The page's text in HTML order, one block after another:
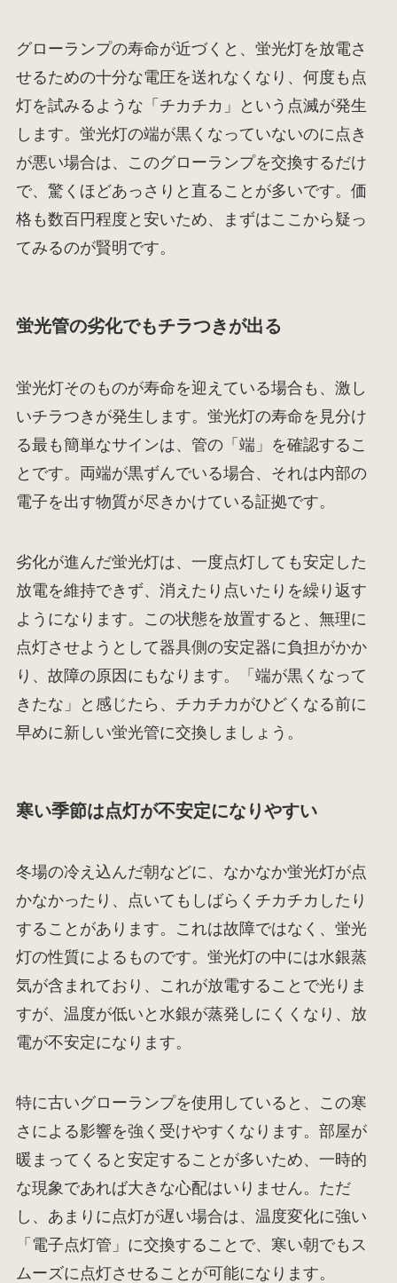
グローランプの寿命が近づくと、蛍光灯を放電さ
せるための十分な電圧を送れなくなり、何度も点
灯を試みるような「チカチカ」という点滅が発生
します。蛍光灯の端が黒くなっていないのに点き
が悪い場合は、このグローランプを交換するだけ
で、驚くほどあっさりと直ることが多いです。価
格も数百円程度と安いため、まずはここから疑っ
てみるのが賢明です。
蛍光管の劣化でもチラつきが出る
蛍光灯そのものが寿命を迎えている場合も、激し
いチラつきが発生します。蛍光灯の寿命を見分け
る最も簡単なサインは、管の「端」を確認するこ
とです。両端が黒ずんでいる場合、それは内部の
電子を出す物質が尽きかけている証拠です。
劣化が進んだ蛍光灯は、一度点灯しても安定した
放電を維持できず、消えたり点いたりを繰り返す
ようになります。この状態を放置すると、無理に
点灯させようとして器具側の安定器に負担がかか
り、故障の原因にもなります。「端が黒くなって
きたな」と感じたら、チカチカがひどくなる前に
早めに新しい蛍光管に交換しましょう。
寒い季節は点灯が不安定になりやすい
冬場の冷え込んだ朝などに、なかなか蛍光灯が点
かなかったり、点いてもしばらくチカチカしたり
することがあります。これは故障ではなく、蛍光
灯の性質によるものです。蛍光灯の中には水銀蒸
気が含まれており、これが放電することで光りま
すが、温度が低いと水銀が蒸発しにくくなり、放
電が不安定になります。
特に古いグローランプを使用していると、この寒
さによる影響を強く受けやすくなります。部屋が
暖まってくると安定することが多いため、一時的
な現象であれば大きな心配はいりません。ただ
し、あまりに点灯が遅い場合は、温度変化に強い
「電子点灯管」に交換することで、寒い朝でもス
ムーズに点灯させることが可能になります。